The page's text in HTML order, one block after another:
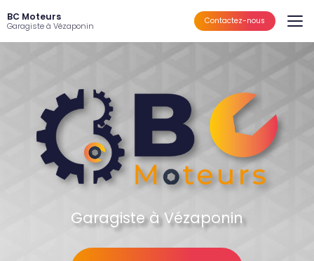
au
contenu
principal
BC Moteurs
Garagiste à Vézaponin Contactez-nous
Garagiste à Vézaponin